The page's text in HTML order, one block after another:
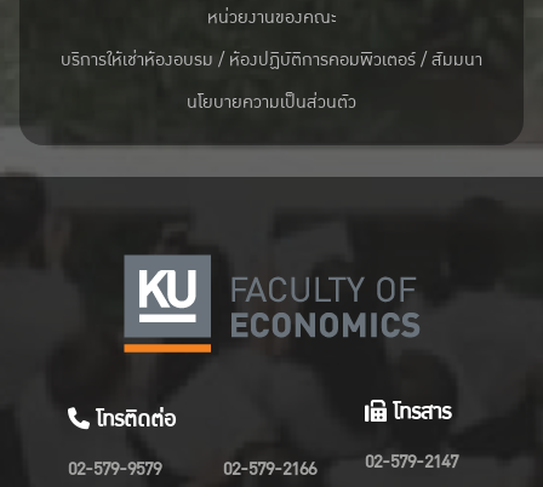
หน่วยงานของคณะ
บริการให้เช่าห้องอบรม / ห้องปฏิบัติการคอมพิวเตอร์ / สัมมนา
นโยบายความเป็นส่วนตัว
โทรติดต่อ
02-579-9579
02-579-2166
โทรสาร
02-579-2147